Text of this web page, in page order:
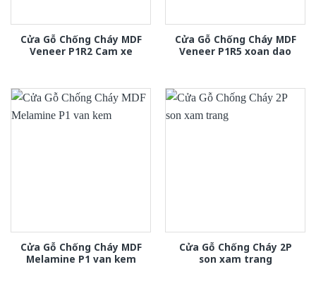
Cửa Gỗ Chống Cháy MDF
Veneer P1R2 Cam xe
Cửa Gỗ Chống Cháy MDF
Veneer P1R5 xoan dao
Cửa Gỗ Chống Cháy MDF
Melamine P1 van kem
Cửa Gỗ Chống Cháy 2P
son xam trang